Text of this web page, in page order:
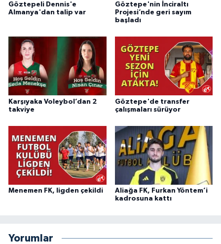
Göztepeli Dennis'e
Almanya'dan talip var
Göztepe'nin İnciraltı
Projesi’nde geri sayım
başladı
Karşıyaka Voleybol’dan 2
takviye
Göztepe'de transfer
çalışmaları sürüyor
Menemen FK, ligden çekildi
Aliağa FK, Furkan Yöntem’i
kadrosuna kattı
Yorumlar